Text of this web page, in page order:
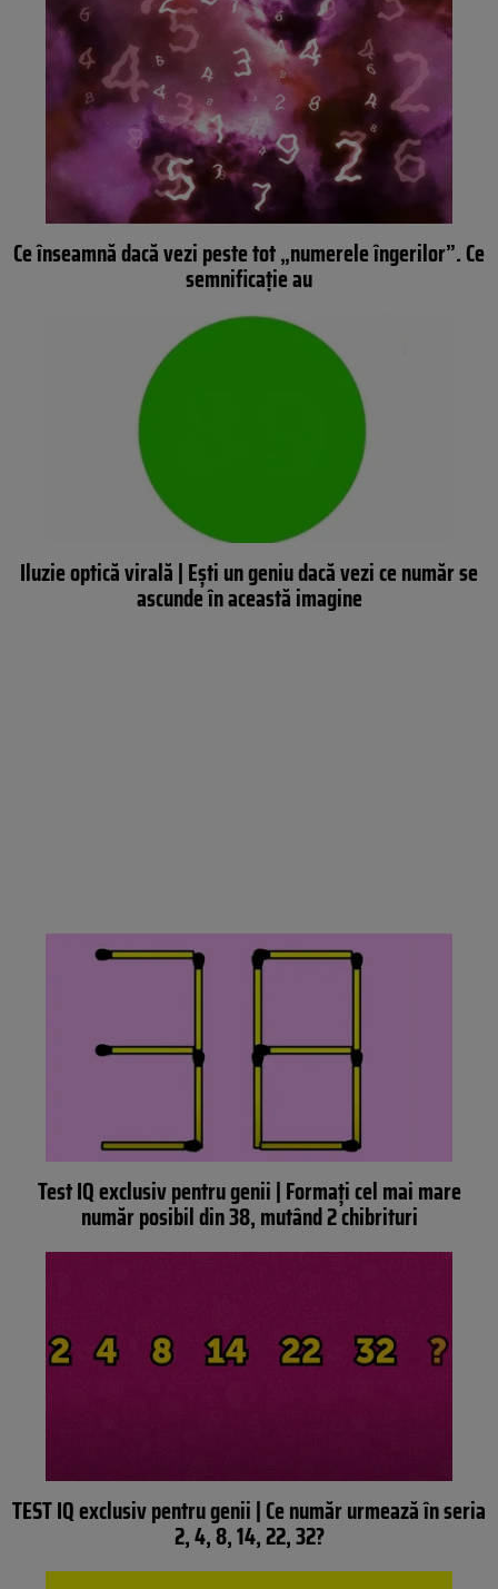
Ce înseamnă dacă vezi peste tot „numerele îngerilor”. Ce
semnificație au
Iluzie optică virală | Ești un geniu dacă vezi ce număr se
ascunde în această imagine
Test IQ exclusiv pentru genii | Formați cel mai mare
număr posibil din 38, mutând 2 chibrituri
TEST IQ exclusiv pentru genii | Ce număr urmează în seria
2, 4, 8, 14, 22, 32?